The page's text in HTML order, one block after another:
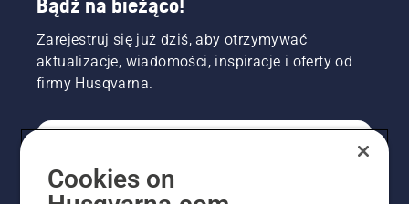
Zarejestruj się już dziś, aby otrzymywać
aktualizacje, wiadomości, inspiracje i oferty od
firmy Husqvarna.
Cookies on